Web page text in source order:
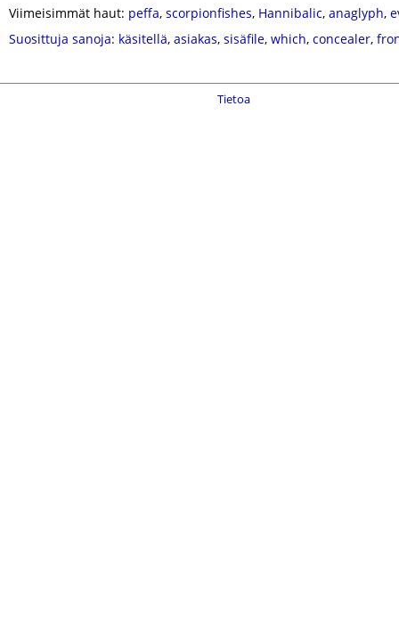
Viimeisimmät haut: peffa, scorpionfishes, Hannibalic, anaglyph,
Suosittuja sanoja: käsitellä, asiakas, sisäfile, which, concealer,
Tietoa